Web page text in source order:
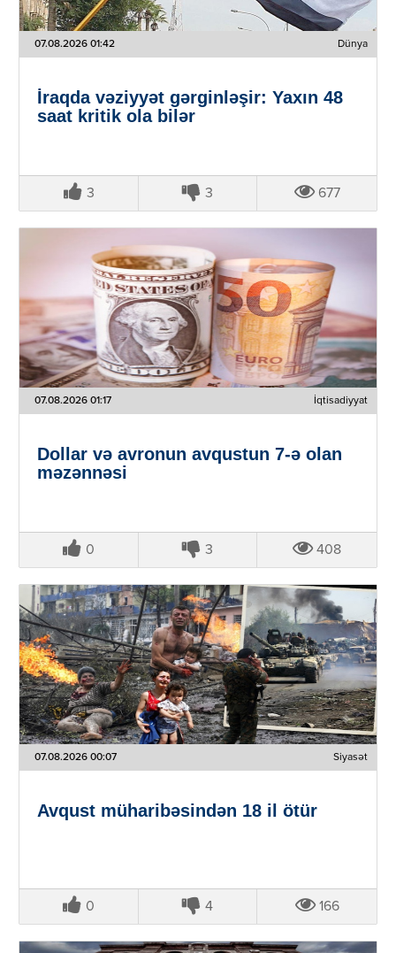
07.08.2026 01:42 Dünya
İraqda vəziyyət gərginləşir: Yaxın 48
saat kritik ola bilər
3 3 677
07.08.2026 01:17 İqtisadiyyat
Dollar və avronun avqustun 7-ə olan
məzənnəsi
0 3 408
07.08.2026 00:07 Siyasət
Avqust müharibəsindən 18 il ötür
0 4 166